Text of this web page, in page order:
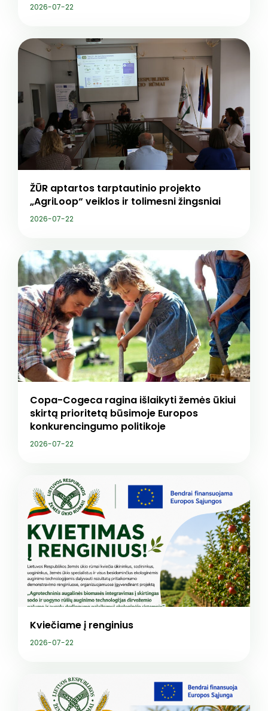
2026-07-22
ŽŪR aptartos tarptautinio projekto
„AgriLoop“ veiklos ir tolimesni žingsniai
2026-07-22
Copa-Cogeca ragina išlaikyti žemės ūkiui
skirtą prioritetą būsimoje Europos
konkurencingumo politikoje
2026-07-22
Kviečiame į renginius
2026-07-22